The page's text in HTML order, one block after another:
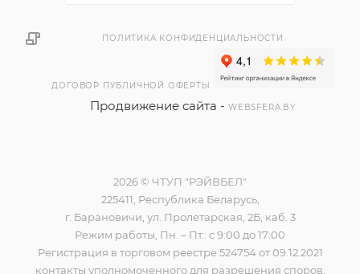
ПОЛИТИКА КОНФИДЕНЦИАЛЬНОСТИ
ДОГОВОР ПУБЛИЧНОЙ ОФЕРТЫ
Продвижение сайта -WEBSFERA.BY
2026 © ЧТУП "РЭЙВБЕЛ"
225411, Республика Беларусь,
г. Барановичи, ул. Пролетарская, 2Б, каб. 3
Режим работы, Пн. – Пт.: с 9:00 до 17:00
Регистрация в торговом реестре 524754 от 09.12.2021
контакты уполномоченного для разрешения споров,